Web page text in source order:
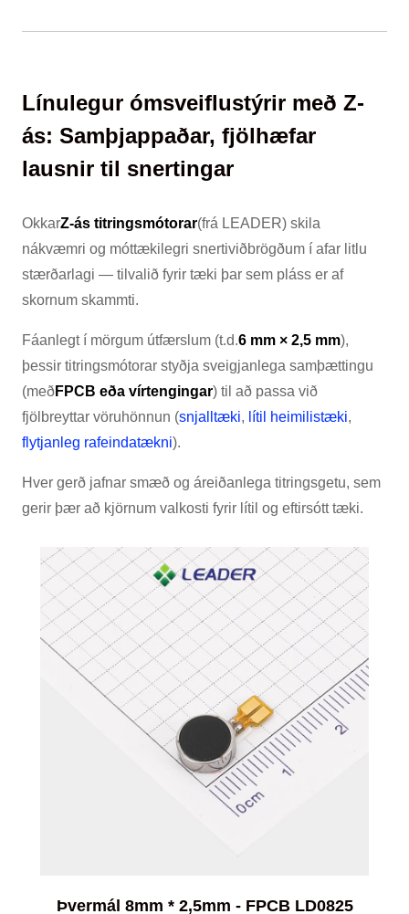
Línulegur ómsveiflustýrir með Z-
ás: Samþjappaðar, fjölhæfar
lausnir til snertingar
OkkarZ-ás titringsmótorar(frá LEADER) skila
nákvæmri og móttækilegri snertiviðbrögðum í afar litlu
stærðarlagi — tilvalið fyrir tæki þar sem pláss er af
skornum skammti.
Fáanlegt í mörgum útfærslum (t.d.6 mm × 2,5 mm),
þessir titringsmótorar styðja sveigjanlega samþættingu
(meðFPCB eða vírtengingar) til að passa við
fjölbreyttar vöruhönnun (snjalltæki, lítil heimilistæki,
flytjanleg rafeindatækni).
Hver gerð jafnar smæð og áreiðanlega titringsgetu, sem
gerir þær að kjörnum valkosti fyrir lítil og eftirsótt tæki.
Þvermál 8mm * 2,5mm - FPCB LD0825